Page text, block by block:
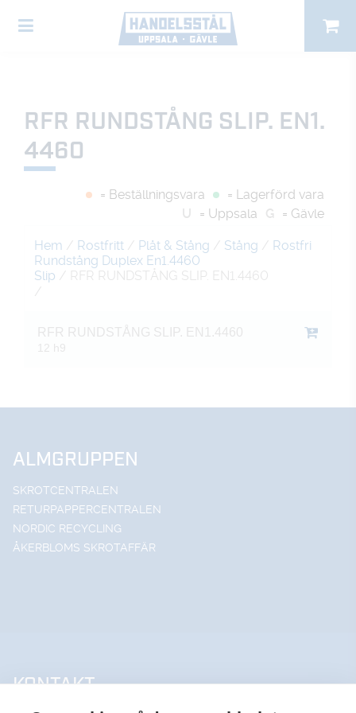
RFR RUNDSTÅNG SLIP. EN1.
4460
= Beställningsvara
= Lagerförd vara
U
= Uppsala G = Gävle
Hem / Rostfritt / Plåt & Stång / Stång / Rostfri
Rundstång Duplex En1.4460
Slip / RFR RUNDSTÅNG SLIP. EN1.4460
/
RFR RUNDSTÅNG SLIP. EN1.4460
12 h9
ALMGRUPPEN
SKROTCENTRALEN
RETURPAPPERCENTRALEN
NORDIC RECYCLING
ÅKERBLOMS SKROTAFFÄR
KONTAKT